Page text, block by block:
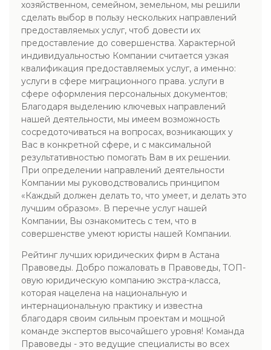
хозяйственном, семейном, земельном, мы решили
сделать выбор в пользу нескольких направлений
предоставляемых услуг, чтоб довести их
предоставление до совершенства. Характерной
индивидуальностью Компании считается узкая
квалификация предоставляемых услуг, а именно:
услуги в сфере миграционного права. услуги в
сфере оформления персональных документов;
Благодаря выделению ключевых направлений
нашей деятельности, мы имеем возможность
сосредоточиваться на вопросах, возникающих у
Вас в конкретной сфере, и с максимальной
результативностью помогать Вам в их решении.
При определении направлений деятельности
Компании мы руководствовались принципом
«Каждый должен делать то, что умеет, и делать это
лучшим образом». В перечне услуг нашей
Компании, Вы ознакомитесь с тем, что в
совершенстве умеют юристы нашей Компании.
Рейтинг лучших юридических фирм в Астана
Правоведы. Добро пожаловать в Правоведы, ТОП-
овую юридическую компанию экстра-класса,
которая нацелена на национальную и
интернациональную практику и известна
благодаря своим сильным проектам и мощной
команде экспертов высочайшего уровня! Команда
Правоведы - это ведущие специалисты во всех